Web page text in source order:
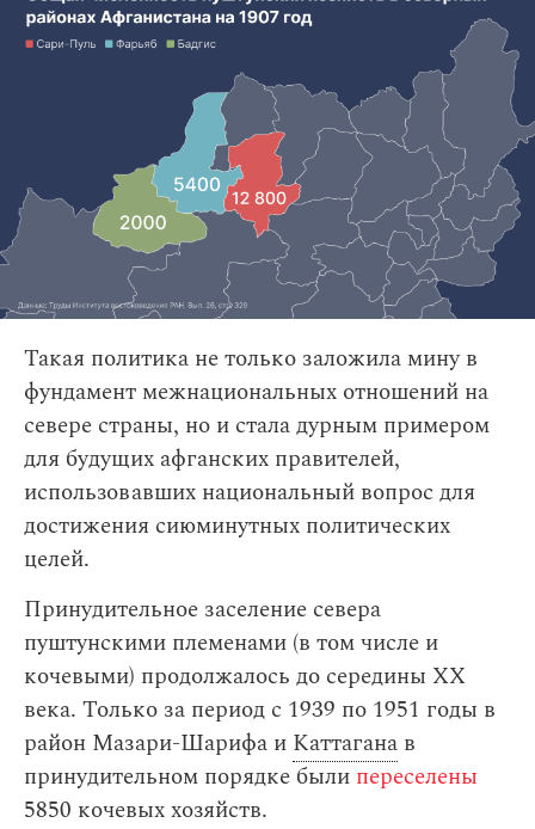
Такая политика не только заложила мину в
фундамент межнациональных отношений на
севере страны, но и стала дурным примером
для будущих афганских правителей,
использовавших национальный вопрос для
достижения сиюминутных политических
целей.
Принудительное заселение севера
пуштунскими племенами (в том числе и
кочевыми) продолжалось до середины XX
века. Только за период с 1939 по 1951 годы в
район Мазари-Шарифа и Каттагана в
принудительном порядке были переселены
5850 кочевых хозяйств.